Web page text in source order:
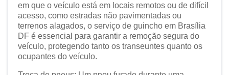
em que o veículo está em locais remotos ou de difícil
acesso, como estradas não pavimentadas ou
terrenos alagados, o serviço de guincho em Brasília
DF é essencial para garantir a remoção segura do
veículo, protegendo tanto os transeuntes quanto os
ocupantes do veículo.